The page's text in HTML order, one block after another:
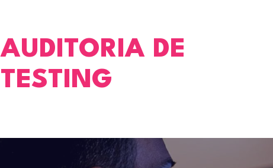
AUDITORIA DE
TESTING